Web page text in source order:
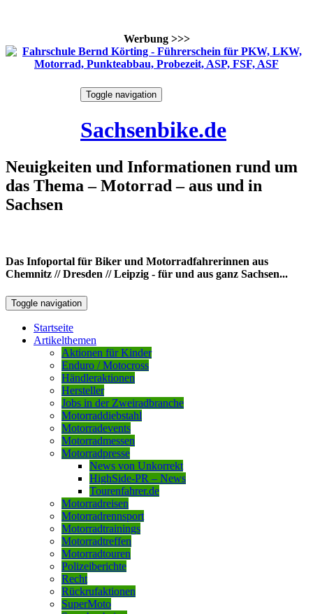
Werbung >>>
Toggle navigation
Sachsenbike.de
Neuigkeiten und Informationen rund um
das Thema – Motorrad – aus und in
Sachsen
Das Infoportal für Biker und Motorradfahrerinnen aus
Chemnitz // Dresden // Leipzig - für und aus ganz Sachsen...
Toggle navigation
Startseite
Artikelthemen
Aktionen für Kinder
Enduro / Motocross
Händleraktionen
Hersteller
Jobs in der Zweiradbranche
Motorraddiebstahl
Motorradevents
Motorradmessen
Motorradpresse
News von Unkorrekt
HighSide-PR – News
Tourenfahrer.de
Motorradreisen
Motorradrennsport
Motorradtrainings
Motorradtreffen
Motorradtouren
Polizeiberichte
Recht
Rückrufaktionen
SuperMoto